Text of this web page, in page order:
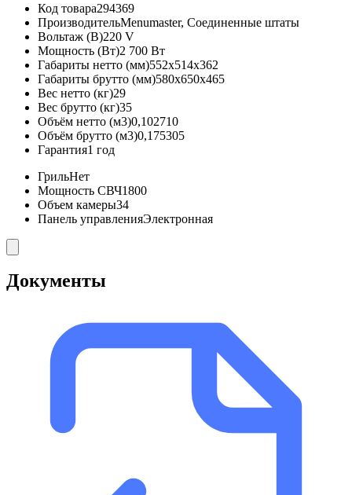
Код товара294369
ПроизводительMenumaster, Соединенные штаты
Вольтаж (В)220 V
Мощность (Вт)2 700 Вт
Габариты нетто (мм)552x514x362
Габариты брутто (мм)580x650x465
Вес нетто (кг)29
Вес брутто (кг)35
Объём нетто (м3)0,102710
Объём брутто (м3)0,175305
Гарантия1 год
ГрильНет
Мощность СВЧ1800
Объем камеры34
Панель управленияЭлектронная
Документы